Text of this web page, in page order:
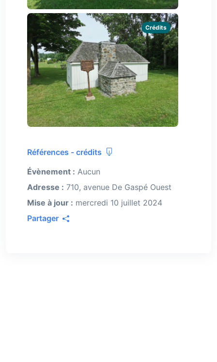
Crédits
Références - crédits
Évènement : Aucun
Adresse : 710, avenue De Gaspé Ouest
Mise à jour : mercredi 10 juillet 2024
Partager